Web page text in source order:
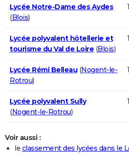
Lycée Notre-Dame des Aydes
(Blois)
Lycée polyvalent hôtellerie et
tourisme du Val de Loire (Blois)
Lycée Rémi Belleau (Nogent-le-
Rotrou)
Lycée polyvalent Sully
(Nogent-le-Rotrou)
Voir aussi :
le classement des lycées dans le